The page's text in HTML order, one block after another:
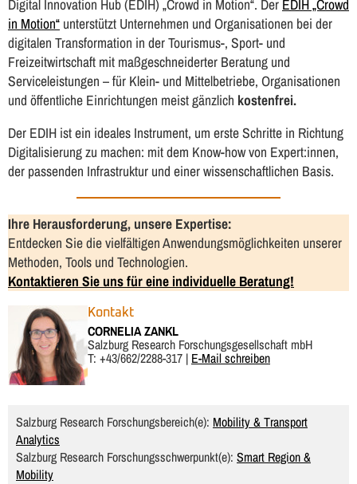
Digital Innovation Hub (EDIH) „Crowd in Motion“. Der EDIH „Crowd
in Motion“ unterstützt Unternehmen und Organisationen bei der
digitalen Transformation in der Tourismus-, Sport- und
Freizeitwirtschaft mit maßgeschneiderter Beratung und
Serviceleistungen – für Klein- und Mittelbetriebe, Organisationen
und öffentliche Einrichtungen meist gänzlich kostenfrei.
Der EDIH ist ein ideales Instrument, um erste Schritte in Richtung
Digitalisierung zu machen: mit dem Know-how von Expert:innen,
der passenden Infrastruktur und einer wissenschaftlichen Basis.
Ihre Herausforderung, unsere Expertise:
Entdecken Sie die vielfältigen Anwendungsmöglichkeiten unserer
Methoden, Tools und Technologien.
Kontaktieren Sie uns für eine individuelle Beratung!
Kontakt
CORNELIA ZANKL
Salzburg Research Forschungsgesellschaft mbH
T: +43/662/2288-317 | E-Mail schreiben
Salzburg Research Forschungsbereich(e): Mobility & Transport
Analytics
Salzburg Research Forschungsschwerpunkt(e): Smart Region &
Mobility